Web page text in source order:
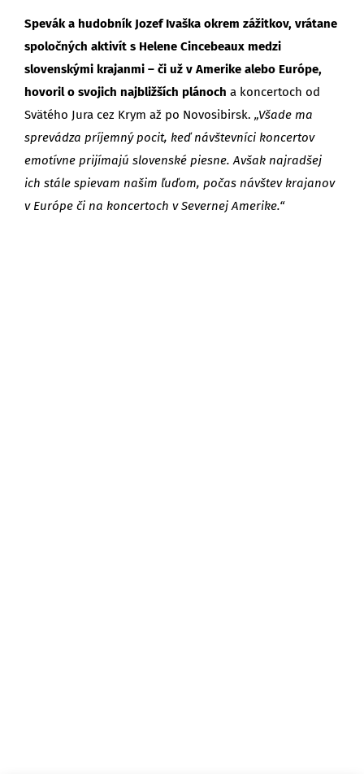
Spevák a hudobník Jozef Ivaška okrem zážitkov, vrátane
spoločných aktivít s Helene Cincebeaux medzi
slovenskými krajanmi – či už v Amerike alebo Európe,
hovoril o svojich najbližších plánoch a koncertoch od
Svätého Jura cez Krym až po Novosibirsk. „Všade ma
sprevádza príjemný pocit, keď návštevníci koncertov
emotívne prijímajú slovenské piesne. Avšak najradšej
ich stále spievam našim ľuďom, počas návštev krajanov
v Európe či na koncertoch v Severnej Amerike.“